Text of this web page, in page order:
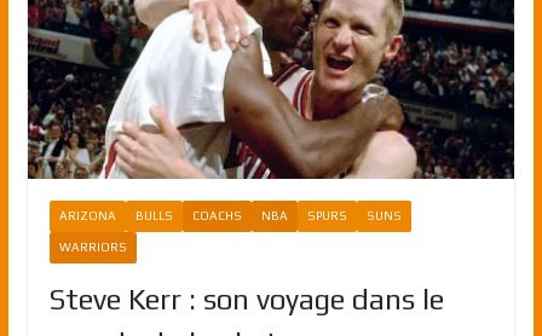
ARIZONA BULLS COACHS NBA SPURS SUNS
WARRIORS
Steve Kerr : son voyage dans le